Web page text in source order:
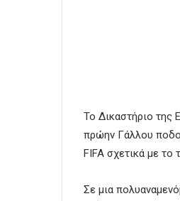
Το Δικαστήριο της
πρώην Γάλλου
FIFA σχετικά με το
Σε μια